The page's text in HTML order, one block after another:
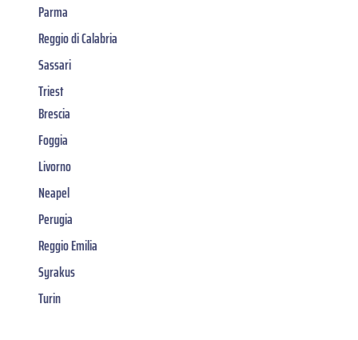
Parma
Reggio di Calabria
Sassari
Triest
Brescia
Foggia
Livorno
Neapel
Perugia
Reggio Emilia
Syrakus
Turin